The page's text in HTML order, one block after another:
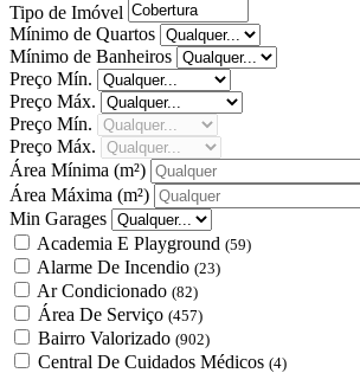
Tipo de Imóvel
Mínimo de Quartos
Mínimo de Banheiros
Preço Mín.
Preço Máx.
Preço Mín.
Preço Máx.
Área Mínima (m²)
Área Máxima (m²)
Min Garages
Academia E Playground (59)
Alarme De Incendio (23)
Ar Condicionado (82)
Área De Serviço (457)
Bairro Valorizado (902)
Central De Cuidados Médicos (4)